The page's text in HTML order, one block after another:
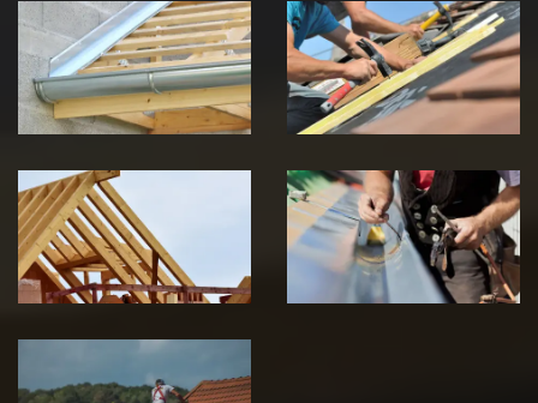
Pose de
Chéneau 39
Jura
Réparation de
toiture 39
Jura
Traitement de
charpente 39
Jura
Travaux de
zinguerie 39
Jura
Urgence fuite
de toiture 39